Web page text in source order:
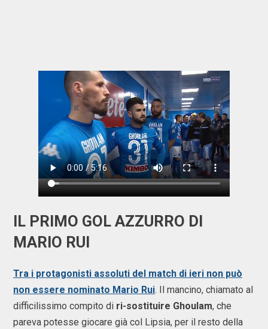
IL PRIMO GOL AZZURRO DI
MARIO RUI
Tra i protagonisti assoluti del match di ieri non può
non essere nominato Mario Rui. Il mancino, chiamato al
difficilissimo compito di ri-sostituire Ghoulam, che
pareva potesse giocare già col Lipsia, per il resto della